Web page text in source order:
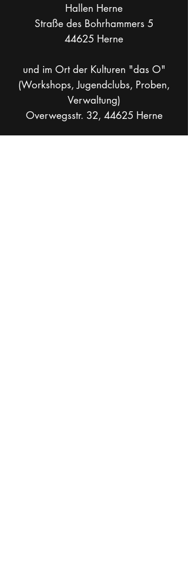
Hallen Herne
Straße des Bohrhammers 5
44625 Herne
und im Ort der Kulturen "das O"
(Workshops, Jugendclubs, Proben,
Verwaltung)
Overwegsstr. 32, 44625 Herne